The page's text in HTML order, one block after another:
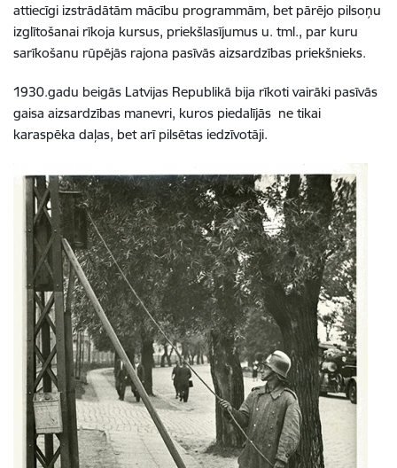
attiecīgi izstrādātām mācību programmām, bet pārējo pilsoņu
izglītošanai rīkoja kursus, priekšlasījumus u. tml., par kuru
sarīkošanu rūpējās rajona pasīvās aizsardzības priekšnieks.
1930.gadu beigās Latvijas Republikā bija rīkoti vairāki pasīvās
gaisa aizsardzības manevri, kuros piedalījās ne tikai
karaspēka daļas, bet arī pilsētas iedzīvotāji.